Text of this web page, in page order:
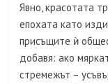
Явно, красотата
епохата като
присъщите ѝ
добавя: ако
стремежът –